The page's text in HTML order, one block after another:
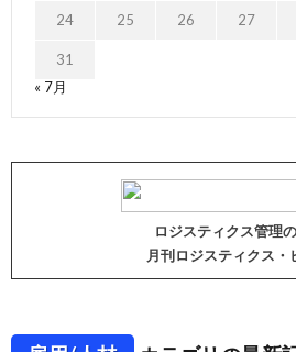
24 25 26 27
31
« 7月
ロジスティクス管理
月刊ロジスティクス・